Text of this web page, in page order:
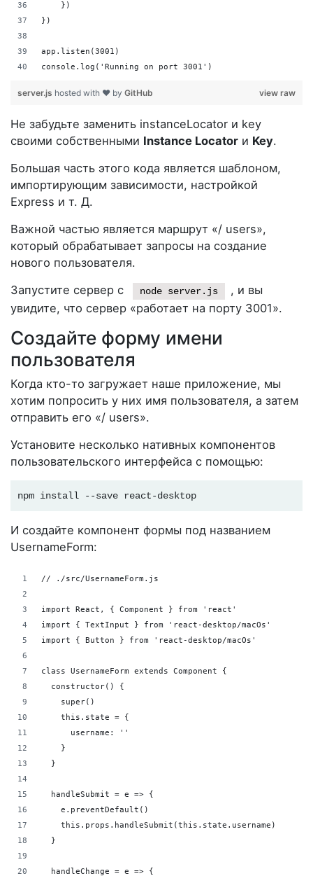
    })
})
app.listen(3001)
console.log('Running on port 3001')
view raw
server.js hosted with ❤ by GitHub
Не забудьте заменить instanceLocator и key
своими собственными Instance Locator и Key.
Большая часть этого кода является шаблоном,
импортирующим зависимости, настройкой
Express и т. Д.
Важной частью является маршрут «/ users»,
который обрабатывает запросы на создание
нового пользователя.
Запустите сервер с
node server.js
, и вы
увидите, что сервер «работает на порту 3001».
Создайте форму имени
пользователя
Когда кто-то загружает наше приложение, мы
хотим попросить у них имя пользователя, а затем
отправить его «/ users».
Установите несколько нативных компонентов
пользовательского интерфейса с помощью:
npm install --save react-desktop
И создайте компонент формы под названием
UsernameForm:
// ./src/UsernameForm.js
import React, { Component } from 'react'
import { TextInput } from 'react-desktop/macOs'
import { Button } from 'react-desktop/macOs'
class UsernameForm extends Component {
  constructor() {
    super()
    this.state = {
      username: ''
    }
  }
  handleSubmit = e => {
    e.preventDefault()
    this.props.handleSubmit(this.state.username)
  }
  handleChange = e => {